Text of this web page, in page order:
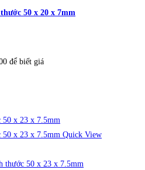
50 x 20 x 7mm
để biết giá
Quick View